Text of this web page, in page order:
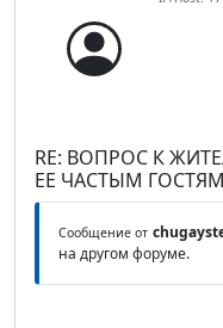
RE: ВОПРОС К
ЕЕ ЧАСТЫМ ГОСТЯМ
Сообщение от
на другом форуме.